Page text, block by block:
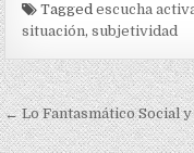
Taggedescucha
situación,subjetividad
Navegación
← Lo Fantasmático Social